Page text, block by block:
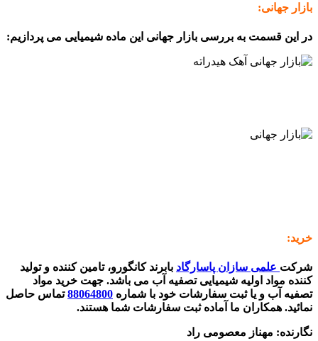
بازار جهانی:
در این قسمت به بررسی بازار جهانی این ماده شیمیایی می پردازیم:
خرید:
شرکت علمی سازان پاسارگاد بابرند کانگورو، تامین کننده و تولید
کننده مواد اولیه شیمیایی تصفیه آب می باشد. جهت خرید مواد
تصفیه آب و یا ثبت سفارشات خود با شماره 88064800تماس حاصل
نمائید. همکاران ما آماده ثبت سفارشات شما هستند.
نگارنده: مهناز معصومی راد